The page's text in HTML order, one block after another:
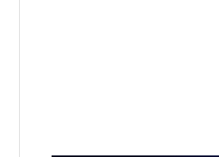
…상법·자본시장법 개정 논의"
현 속 혼조세...웨스턴디지털·샌디스크↓